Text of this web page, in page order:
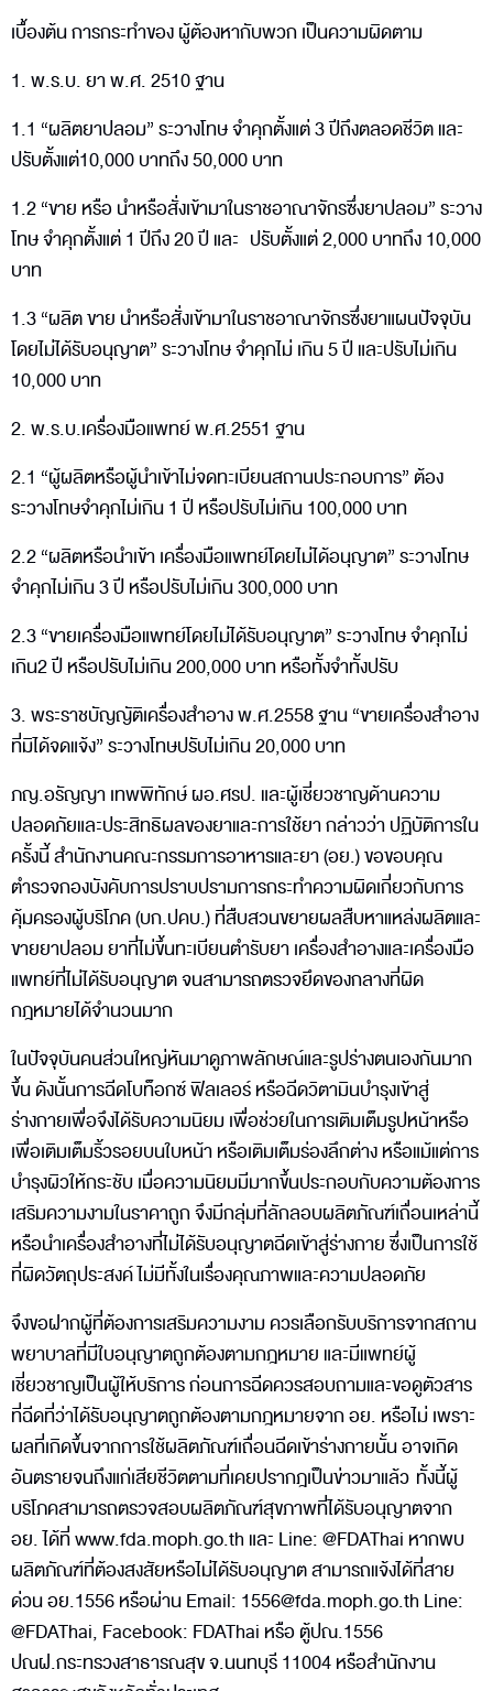
เบื้องต้น การกระทำของ ผู้ต้องหากับพวก เป็นความผิดตาม
1. พ.ร.บ. ยา พ.ศ. 2510 ฐาน
1.1 “ผลิตยาปลอม” ระวางโทษ จำคุกตั้งแต่ 3 ปีถึงตลอดชีวิต และ
ปรับตั้งแต่10,000 บาทถึง 50,000 บาท
1.2 “ขาย หรือ นำหรือสั่งเข้ามาในราชอาณาจักรซึ่งยาปลอม” ระวาง
โทษ จำคุกตั้งแต่ 1 ปีถึง 20 ปี และ ปรับตั้งแต่ 2,000 บาทถึง 10,000
บาท
1.3 “ผลิต ขาย นำหรือสั่งเข้ามาในราชอาณาจักรซึ่งยาแผนปัจจุบัน
โดยไม่ได้รับอนุญาต” ระวางโทษ จำคุกไม่ เกิน 5 ปี และปรับไม่เกิน
10,000 บาท
2. พ.ร.บ.เครื่องมือแพทย์ พ.ศ.2551 ฐาน
2.1 “ผู้ผลิตหรือผู้นำเข้าไม่จดทะเบียนสถานประกอบการ” ต้อง
ระวางโทษจำคุกไม่เกิน 1 ปี หรือปรับไม่เกิน 100,000 บาท
2.2 “ผลิตหรือนำเข้า เครื่องมือแพทย์โดยไม่ได้อนุญาต” ระวางโทษ
จำคุกไม่เกิน 3 ปี หรือปรับไม่เกิน 300,000 บาท
2.3 “ขายเครื่องมือแพทย์โดยไม่ได้รับอนุญาต” ระวางโทษ จำคุกไม่
เกิน2 ปี หรือปรับไม่เกิน 200,000 บาท หรือทั้งจำทั้งปรับ
3. พระราชบัญญัติเครื่องสำอาง พ.ศ.2558 ฐาน “ขายเครื่องสำอาง
ที่มิได้จดแจ้ง” ระวางโทษปรับไม่เกิน 20,000 บาท
ภญ.อรัญญา เทพพิทักษ์ ผอ.ศรป. และผู้เชี่ยวชาญด้านความ
ปลอดภัยและประสิทธิผลของยาและการใช้ยา กล่าวว่า ปฏิบัติการใน
ครั้งนี้ สำนักงานคณะกรรมการอาหารและยา (อย.) ขอขอบคุณ
ตำรวจกองบังคับการปราบปรามการกระทำความผิดเกี่ยวกับการ
คุ้มครองผู้บริโภค (บก.ปคบ.) ที่สืบสวนขยายผลสืบหาแหล่งผลิตและ
ขายยาปลอม ยาที่ไม่ขึ้นทะเบียนตำรับยา เครื่องสำอางและเครื่องมือ
แพทย์ที่ไม่ได้รับอนุญาต จนสามารถตรวจยึดของกลางที่ผิด
กฎหมายได้จำนวนมาก
ในปัจจุบันคนส่วนใหญ่หันมาดูภาพลักษณ์และรูปร่างตนเองกันมาก
ขึ้น ดังนั้นการฉีดโบท็อกซ์ ฟิลเลอร์ หรือฉีดวิตามินบำรุงเข้าสู่
ร่างกายเพื่อจึงได้รับความนิยม เพื่อช่วยในการเติมเต็มรูปหน้าหรือ
เพื่อเติมเต็มริ้วรอยบนใบหน้า หรือเติมเต็มร่องลึกต่าง หรือแม้แต่การ
บำรุงผิวให้กระชับ เมื่อความนิยมมีมากขึ้นประกอบกับความต้องการ
เสริมความงามในราคาถูก จึงมีกลุ่มที่ลักลอบผลิตภัณฑ์เถื่อนเหล่านี้
หรือนำเครื่องสำอางที่ไม่ได้รับอนุญาตฉีดเข้าสู่ร่างกาย ซึ่งเป็นการใช้
ที่ผิดวัตถุประสงค์ ไม่มีทั้งในเรื่องคุณภาพและความปลอดภัย
จึงขอฝากผู้ที่ต้องการเสริมความงาม ควรเลือกรับบริการจากสถาน
พยาบาลที่มีใบอนุญาตถูกต้องตามกฎหมาย และมีแพทย์ผู้
เชี่ยวชาญเป็นผู้ให้บริการ ก่อนการฉีดควรสอบถามและขอดูตัวสาร
ที่ฉีดที่ว่าได้รับอนุญาตถูกต้องตามกฎหมายจาก อย. หรือไม่ เพราะ
ผลที่เกิดขึ้นจากการใช้ผลิตภัณฑ์เถื่อนฉีดเข้าร่างกายนั้น อาจเกิด
อันตรายจนถึงแก่เสียชีวิตตามที่เคยปรากฎเป็นข่าวมาแล้ว ทั้งนี้ผู้
บริโภคสามารถตรวจสอบผลิตภัณฑ์สุขภาพที่ได้รับอนุญาตจาก
อย. ได้ที่ www.fda.moph.go.th และ Line: @FDAThai หากพบ
ผลิตภัณฑ์ที่ต้องสงสัยหรือไม่ได้รับอนุญาต สามารถแจ้งได้ที่สาย
ด่วน อย.1556 หรือผ่าน Email: 1556@fda.moph.go.th Line:
@FDAThai, Facebook: FDAThai หรือ ตู้ปณ.1556
ปณฝ.กระทรวงสาธารณสุข จ.นนทบุรี 11004 หรือสำนักงาน